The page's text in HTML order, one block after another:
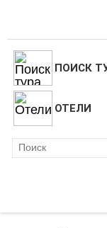
ПОИСК
ОТЕЛИ